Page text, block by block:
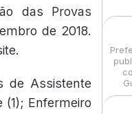
das Provas
de 2018.
de Assistente
(1); Enfermeiro